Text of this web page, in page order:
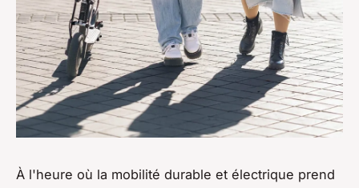
À l'heure où la mobilité durable et électrique prend